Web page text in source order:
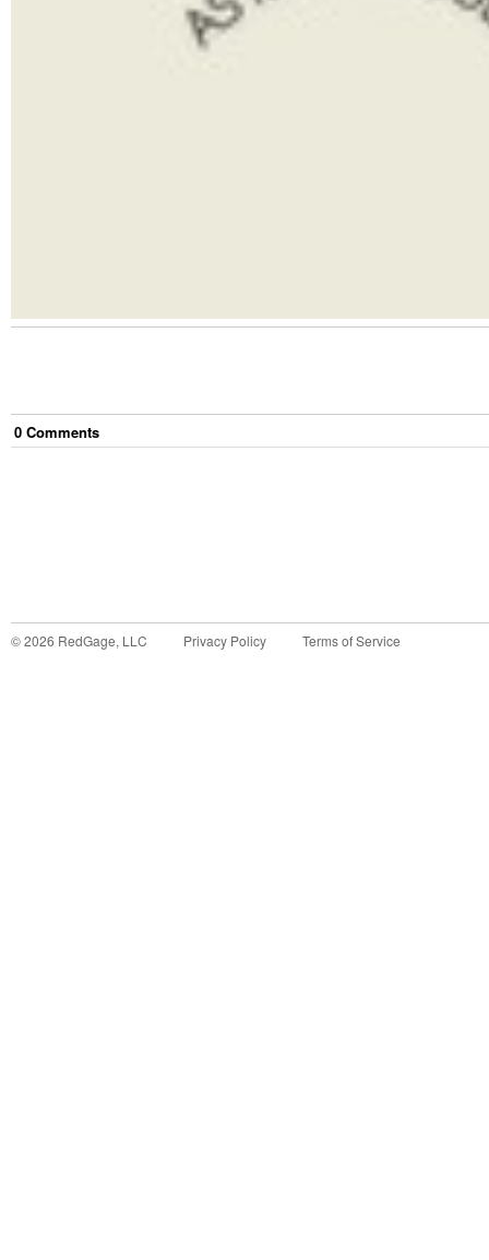
0 Comments
©2026 RedGage, LLC Privacy Policy Terms of Service